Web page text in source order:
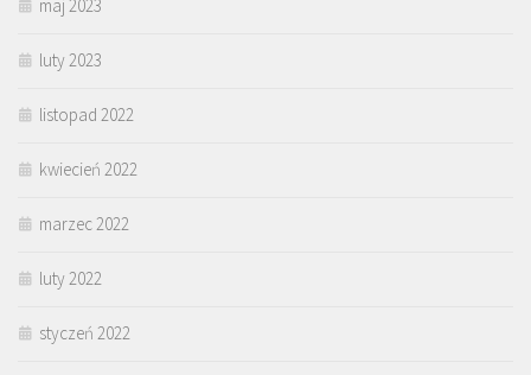
maj 2023
luty 2023
listopad 2022
kwiecień 2022
marzec 2022
luty 2022
styczeń 2022